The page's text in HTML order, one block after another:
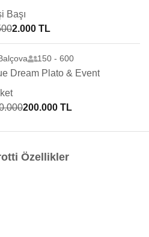
Başı
2.000 TL
150 - 600
Dream Plato & Event
200.000 TL
Özellikler